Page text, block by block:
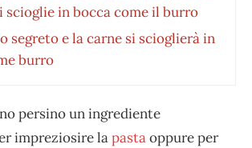
scioglie in bocca come il burro
segreto e la carne si scioglierà in
burro
persino un ingrediente
impreziosire lapastaoppure per